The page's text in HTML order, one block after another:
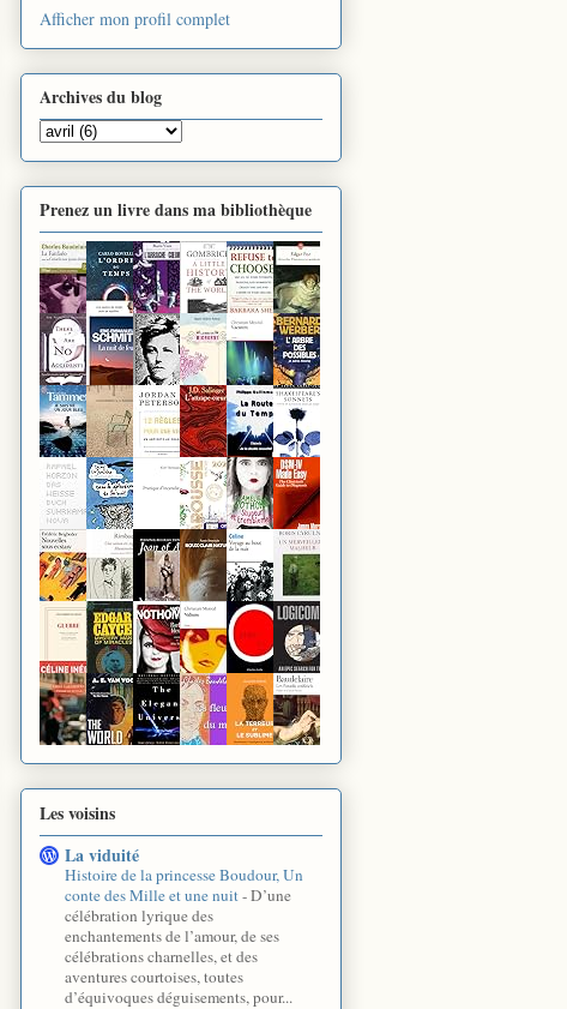
Afficher mon profil complet
Archives du blog
Prenez un livre dans ma bibliothèque
Les voisins
La viduité
Histoire de la princesse Boudour, Un
conte des Mille et une nuit-D’une
célébration lyrique des
enchantements de l’amour, de ses
célébrations charnelles, et des
aventures courtoises, toutes
d’équivoques déguisements, pour...